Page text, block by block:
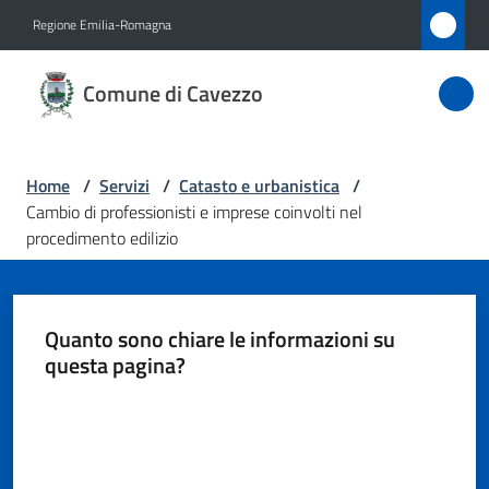
Regione Emilia-Romagna
Comune di Cavezzo
di
Amministrazione
Novità
Servizi
Menu selezionato
Home / Servizi / Catasto e urbanistica /
Cambio di professionisti e imprese coinvolti nel
procedimento edilizio
Quanto sono chiare le informazioni su
questa pagina?